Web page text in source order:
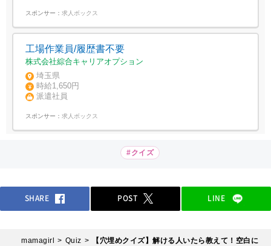
スポンサー： 求人ボックス
工場作業員/履歴書不要
株式会社綜合キャリアオプション
埼玉県
時給1,650円
派遣社員
スポンサー： 求人ボックス
#クイズ
SHARE POST LINE
mamagirl Quiz 【穴埋めクイズ】解ける人いたら教えて！空白に